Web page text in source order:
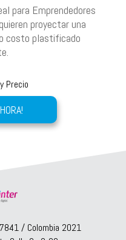
para Emprendedores
proyectar una
costo plastificado
Precio
/ Colombia 2021